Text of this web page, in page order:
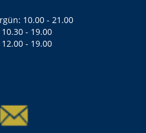
10.00 - 21.00
- 19.00
12.00 - 19.00